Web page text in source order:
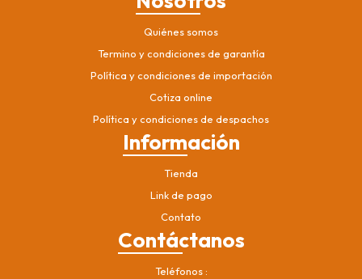
Quiénes somos
Termino y condiciones de garantía
Política y condiciones de importación
Cotiza online
Política y condiciones de despachos
Información
Tienda
Link de pago
Contato
Contáctanos
Teléfonos